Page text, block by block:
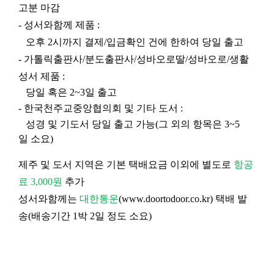
고분 마감
- 성서와함께 제품 :
오후 2시까지 결제/입금확인 건에 한하여 당일 출고
- 가톨릭출판사/분도출판사/성바오로딸/성바오로/생활
성서 제품 :
당일 혹은 2~3일 출고
- 한국천주교중앙협의회 및 기타 도서 :
성경 및 기도서 당일 출고 가능(그 외의 항목은 3~5
일 소요)
제주 및 도서 지역은 기본 택배요금 이외에 별도로 항공
료 3,000원 추가
성서와함께는 대한통운(www.doortodoor.co.kr) 택배 발
송(배송기간 1박 2일 정도 소요)